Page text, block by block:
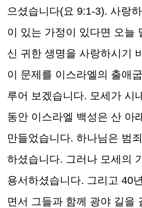
으셨습니다(요 9:1-3). 사랑
이 있는 가정이 있다면 오늘
신 귀한 생명을 사랑하시기
이 문제를 이스라엘의 출애
루어 보겠습니다. 모세가 시
동안 이스라엘 백성은 산 아
만들었습니다. 하나님은 범
하셨습니다. 그러나 모세의
용서하셨습니다. 그리고 40
면서 그들과 함께 광야 길을